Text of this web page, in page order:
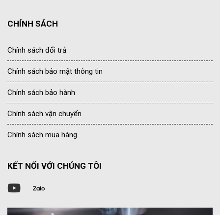
CHÍNH SÁCH
Chính sách đổi trả
Chính sách bảo mật thông tin
Chính sách bảo hành
Chính sách vận chuyển
Chính sách mua hàng
KẾT NỐI VỚI CHÚNG TÔI